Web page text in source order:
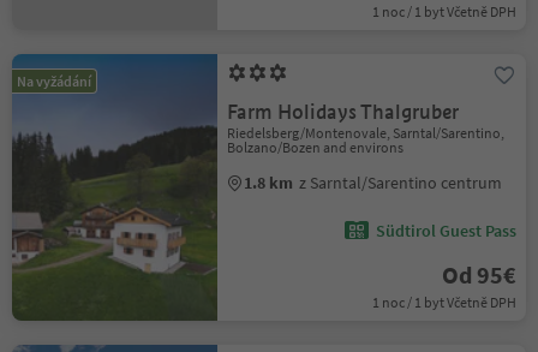
1 noc / 1 byt Včetně DPH
Na vyžádání
Farm Holidays Thalgruber
Riedelsberg/Montenovale, Sarntal/Sarentino,
Bolzano/Bozen and environs
1.8 km z Sarntal/Sarentino centrum
Südtirol Guest Pass
Od 95€
1 noc / 1 byt Včetně DPH